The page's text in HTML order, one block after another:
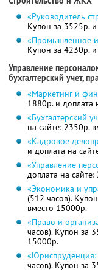
«Руководитель
Купон за 3525р.
«Промышленное и
Купон за 4230р.
Управление
бухгалтерский учет,
«Маркетинг и
1880р. и доплата
«Бухгалтерский
на сайте: 2350р.
«Кадровое
и доплата на
«Управление
доплата на
«Экономика и
(512 часов).
вместо 15000р.
«Право и
часов). Купон за
15000р.
«Юриспруденция:
часов). Купон за